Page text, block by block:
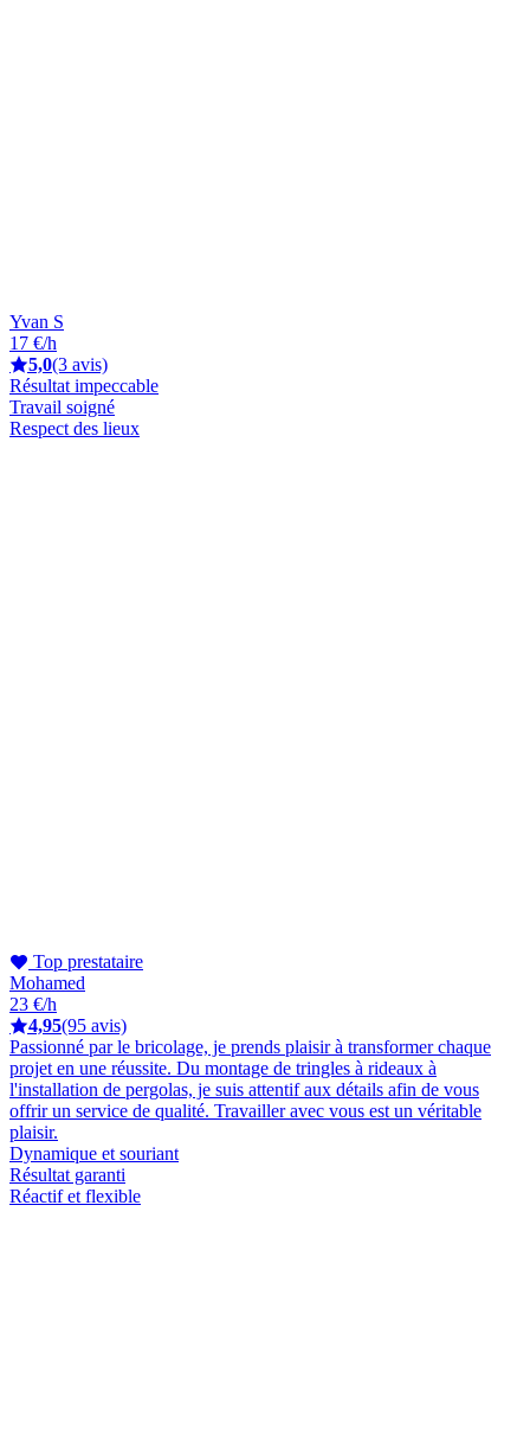
Yvan S
17 €/h
5,0(3 avis)
Résultat impeccable
Travail soigné
Respect des lieux
Top prestataire
Mohamed
23 €/h
4,95(95 avis)
Passionné par le bricolage, je prends plaisir à transformer chaque
projet en une réussite. Du montage de tringles à rideaux à
l'installation de pergolas, je suis attentif aux détails afin de vous
offrir un service de qualité. Travailler avec vous est un véritable
plaisir.
Dynamique et souriant
Résultat garanti
Réactif et flexible